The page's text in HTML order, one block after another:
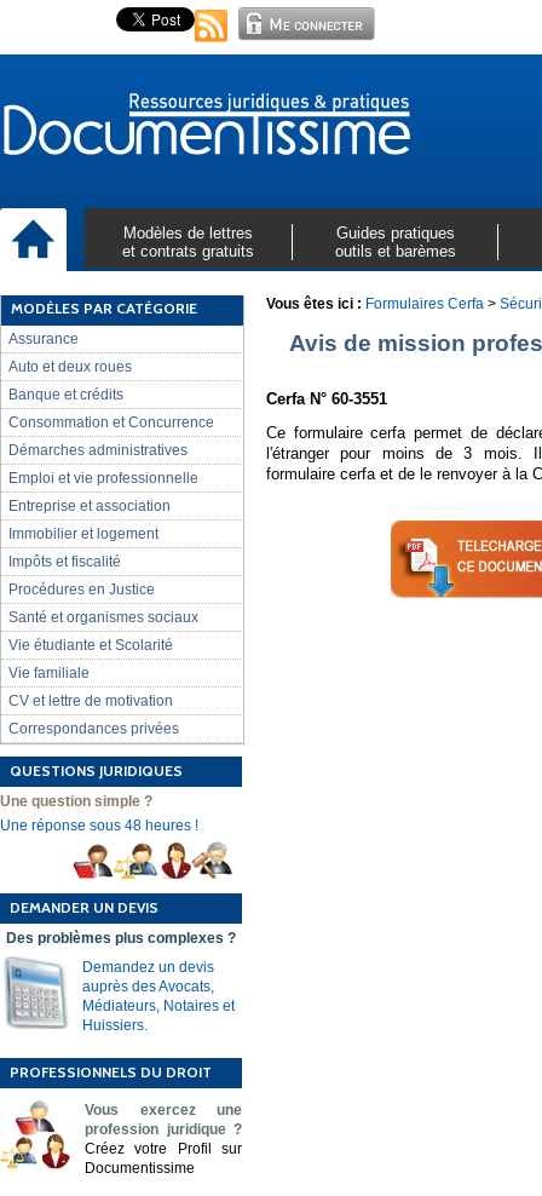
Modèles de lettres
et contrats gratuits
Guides pratiques
outils et barèmes
MODÈLES PAR CATÉGORIE
Assurance
Auto et deux roues
Banque et crédits
Consommation et Concurrence
Démarches administratives
Emploi et vie professionnelle
Entreprise et association
Immobilier et logement
Impôts et fiscalité
Procédures en Justice
Santé et organismes sociaux
Vie étudiante et Scolarité
Vie familiale
CV et lettre de motivation
Correspondances privées
QUESTIONS JURIDIQUES
Une question simple ?
Une réponse sous 48 heures !
DEMANDER UN DEVIS
Des problèmes plus complexes ?
Demandez un devis
auprès des Avocats,
Médiateurs, Notaires et
Huissiers.
PROFESSIONNELS DU DROIT
Vous exercez une
profession juridique ?
Créez votre Profil sur
Documentissime
Vous êtes ici : Formulaires Cerfa >
Avis de mission
Cerfa N° 60-3551
Ce formulaire cerfa permet de
l'étranger pour moins de 3 mois.
formulaire cerfa et de le renvoyer à la